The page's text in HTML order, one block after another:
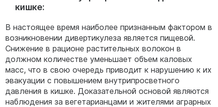
кишке:
В настоящее время наиболее признанным фактором в
возникновении дивертикулеза является пищевой.
Снижение в рационе растительных волокон в
должном количестве уменьшает объем каловых
масс, что в свою очередь приводит к нарушению к их
эвакуации с повышением внутрипросветного
давления в кишке. Доказательной основой являются
наблюдения за вегетарианцами и жителями аграрных